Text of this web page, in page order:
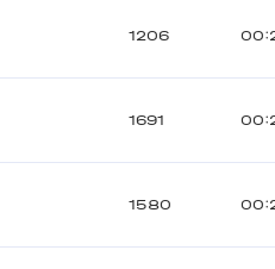
1206
1691
1580